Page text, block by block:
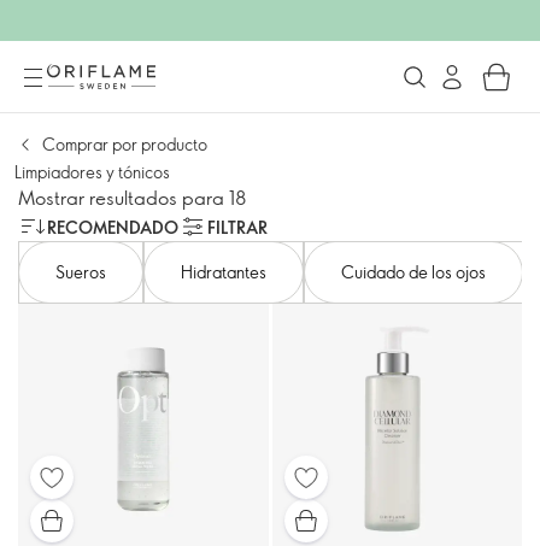
Comprar por producto
Limpiadores y tónicos
Mostrar resultados para 18
RECOMENDADO
FILTRAR
Sueros
Hidratantes Cuidado de los ojos